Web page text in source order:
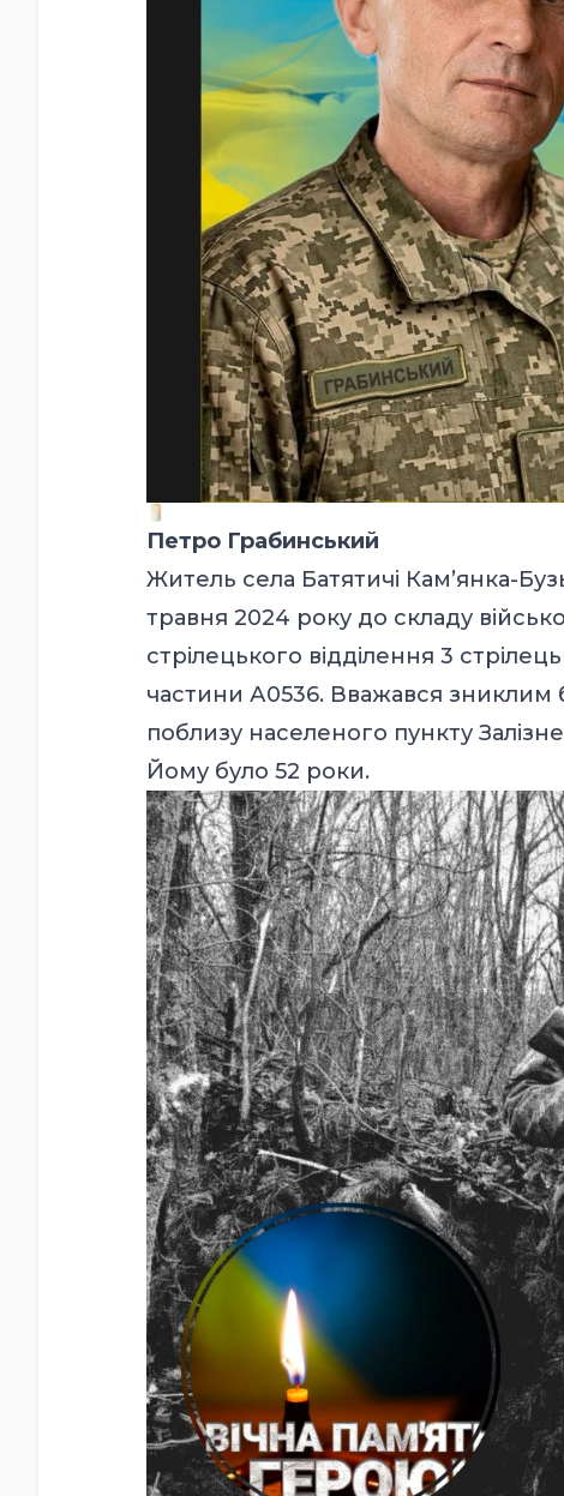
Петро Грабинський
Житель села Батятичі Кам’янка-
травня 2024 року до складу
стрілецького відділення 3
частини А0536. Вважався зниклим
поблизу населеного пункту
Йому було 52 роки.